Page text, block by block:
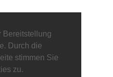
Bereitstellung
Durch die
stimmen Sie
zu.